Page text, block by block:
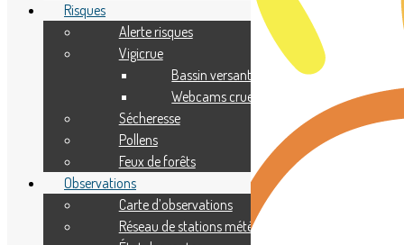
Risques
Alerte risques
Vigicrue
Bassin versant
Webcams crue
Sécheresse
Pollens
Feux de forêts
Observations
Carte d’observations
Réseau de stations météo